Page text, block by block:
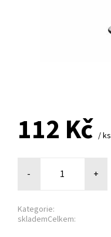
112 Kč / ks
- +
Kategorie:
sklademCelkem: